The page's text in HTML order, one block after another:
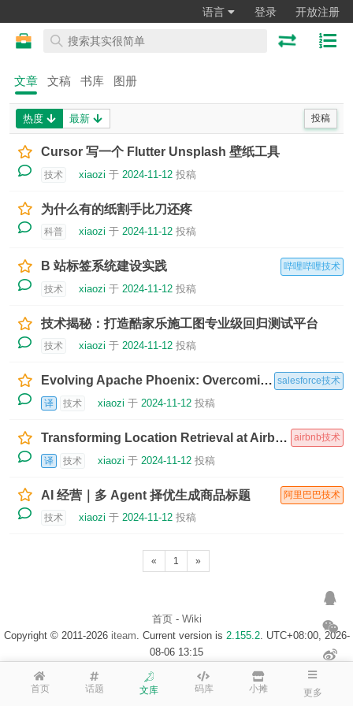
语言 登录 开放注册
首页 话题 文库 码库 小摊 更多
文章 文稿 书库 图册
热度 最新 投稿
Cursor 写一个 Flutter Unsplash 壁纸工具
技术 xiaozi 于 2024-11-12 投稿
为什么有的纸割手比刀还疼
科普 xiaozi 于 2024-11-12 投稿
B 站标签系统建设实践 哔哩哔哩技术
技术 xiaozi 于 2024-11-12 投稿
技术揭秘：打造酷家乐施工图专业级回归测试平台
技术 xiaozi 于 2024-11-12 投稿
Evolving Apache Phoenix: Overcoming 5 Challenges to Add Document Data Support salesforce技术
译 技术 xiaozi 于 2024-11-12 投稿
Transforming Location Retrieval at Airbnb: A Journey from Heuristics to Reinforcement Learning airbnb技术
译 技术 xiaozi 于 2024-11-12 投稿
AI 经营｜多 Agent 择优生成商品标题 阿里巴巴技术
技术 xiaozi 于 2024-11-12 投稿
« 1 »
首页- Wiki
Copyright © 2011-2026 iteam . Current version is 2.155.2. UTC+08:00, 2026-
08-06 13:15